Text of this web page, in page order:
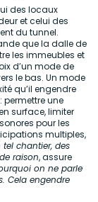
des locaux
et celui des
du tunnel.
que la dalle de
les immeubles et
d’un mode de
le bas. Un mode
qu’il engendre
une
surface, limiter
pour les
multiples,
tel chantier, des
raison, assure
on ne parle
Cela engendre